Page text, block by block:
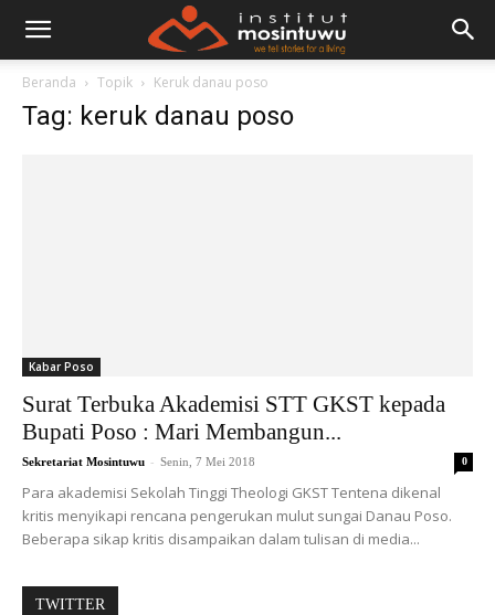
Beranda Topik Keruk danau poso
Tag: keruk danau poso
Kabar Poso
Surat Terbuka Akademisi STT GKST kepada
Bupati Poso : Mari Membangun...
Sekretariat Mosintuwu - Senin, 7 Mei 2018 0
Para akademisi Sekolah Tinggi Theologi GKST Tentena dikenal
kritis menyikapi rencana pengerukan mulut sungai Danau Poso.
Beberapa sikap kritis disampaikan dalam tulisan di media...
TWITTER